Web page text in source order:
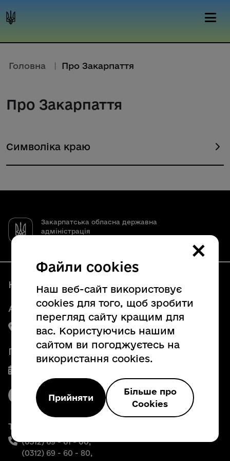
Головна | Про Закарпаття
Про Закарпаття
Символіка краю
Закарпатська обласна державна
адміністрація
Наші контакти
Адреса:
88008, м. Ужгород, пл. Народна, 4
Графік роботи
Телефони:
(0312) 69 - 61 - 00,
(0312) 69 - 60 - 80,
×
Файли cookies
Наш веб-сайт використовує
cookies для того, щоб зробити
перегляд сайту кращим для
вас. Користуючись нашим
сайтом ви погоджуєтесь на
використання cookies.
Прийняти
Більше про
Cookies